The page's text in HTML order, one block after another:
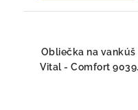
Obliečka na vankúš
Vital - Comfort 9039